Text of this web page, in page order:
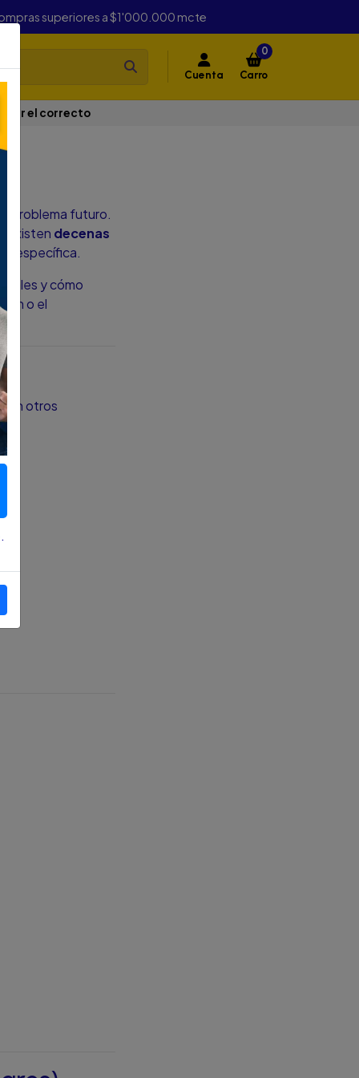
superiores a $1'000.000 mcte
Cuenta
0
Carro
el correcto
problema futuro.
existen decenas
específica.
y cómo
o el
otros